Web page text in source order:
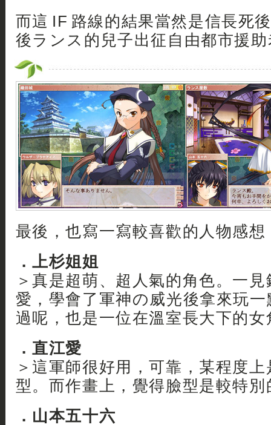
而這 IF 路線的結果當然是信長死
後ランス的兒子出征自由都市援
最後，也寫一寫較喜歡的人物感想
．上杉姐姐
＞真是超萌、超人氣的角色。一
愛，學會了軍神の威光後拿來玩
過呢，也是一位在溫室長大下的
．直江愛
＞這軍師很好用，可靠，某程度
型。而作畫上，覺得臉型是較特別
．山本五十六